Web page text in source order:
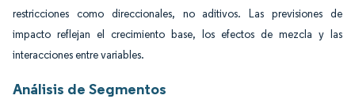
restricciones como direccionales, no aditivos. Las previsiones de
impacto reflejan el crecimiento base, los efectos de mezcla y las
interacciones entre variables.
Análisis de Segmentos